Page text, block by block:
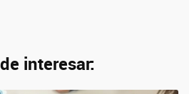
interesar: